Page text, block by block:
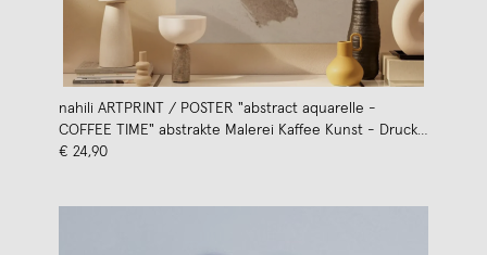
nahili ARTPRINT / POSTER "abstract aquarelle -
COFFEE TIME" abstrakte Malerei Kaffee Kunst - Druck
(DIN A1/A3 & 50x70cm)
€ 24,90